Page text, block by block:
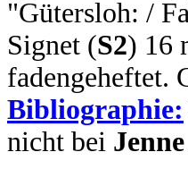
"Gütersloh: /
Signet (S2) 16
fadengeheftet.
Bibliographie:
nicht bei Jenne